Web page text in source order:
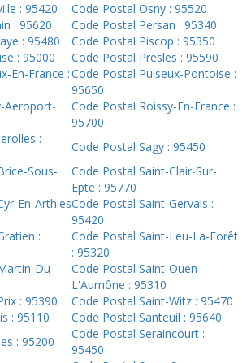
: 95420
Code Postal Osny : 95520
: 95620
Code Postal Persan : 95340
: 95480
Code Postal Piscop : 95350
: 95000
Code Postal Presles : 95590
En-France :Code Postal Puiseux-Pontoise :
95650
Aeroport-
Code Postal Roissy-En-France :
95700
:
Code Postal Sagy : 95450
Sous-
Code Postal Saint-Clair-Sur-
Epte : 95770
En-ArthiesCode Postal Saint-Gervais :
95420
:
Code Postal Saint-Leu-La-Forêt
: 95320
Du-
Code Postal Saint-Ouen-
L'Aumône : 95310
: 95390
Code Postal Saint-Witz : 95470
: 95110
Code Postal Santeuil : 95640
: 95200
Code Postal Seraincourt :
95450